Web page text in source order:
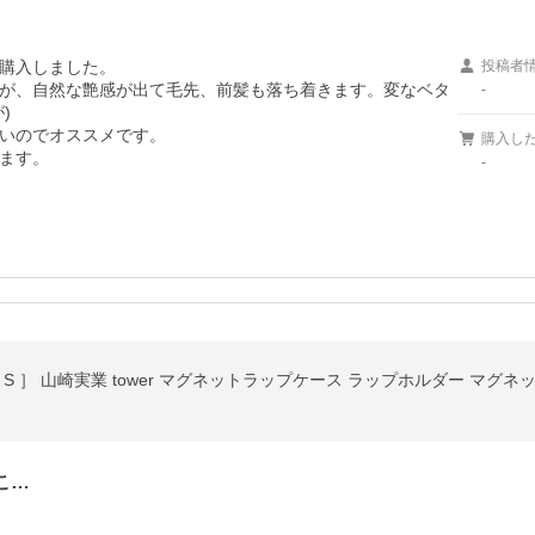
入しました。
、自然な艶感が出て毛先、前髪も落ち着きます。変なベタ
)
のでオススメです。
す。
投稿者
-
購入し
-
…